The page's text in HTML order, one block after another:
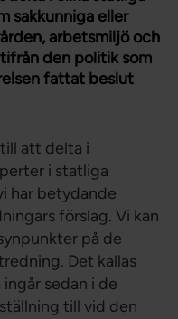
sakkunniga eller
arbetsmiljö och
den politik som
fattat beslut
att delta i
i statliga
har betydande
förslag. Vi kan
på de
Det kallas
sedan i de
till vid den